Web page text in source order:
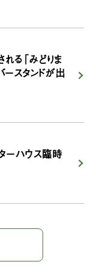
る「みどりま
スタンドが出
ーハウス臨時